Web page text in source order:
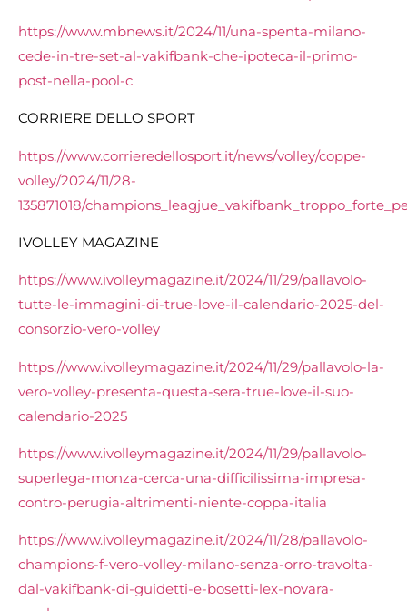
https://www.mbnews.it/2024/11/una-spenta-milano-
cede-in-tre-set-al-vakifbank-che-ipoteca-il-primo-
post-nella-pool-c
CORRIERE DELLO SPORT
https://www.corrieredellosport.it/news/volley/coppe-
volley/2024/11/28-
135871018/
IVOLLEY MAGAZINE
https://www.ivolleymagazine.it/2024/11/29/pallavolo-
tutte-le-immagini-di-true-love-il-calendario-2025-del-
consorzio-vero-volley
https://www.ivolleymagazine.it/2024/11/29/pallavolo-la-
vero-volley-presenta-questa-sera-true-love-il-suo-
calendario-2025
https://www.ivolleymagazine.it/2024/11/29/pallavolo-
superlega-monza-cerca-una-difficilissima-impresa-
contro-perugia-altrimenti-niente-coppa-italia
https://www.ivolleymagazine.it/2024/11/28/pallavolo-
champions-f-vero-volley-milano-senza-orro-travolta-
dal-vakifbank-di-guidetti-e-bosetti-lex-novara-